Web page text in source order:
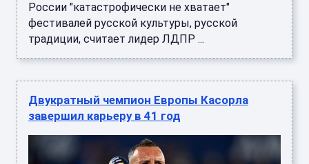
России "катастрофически не хватает"
фестивалей русской культуры, русской
традиции, считает лидер ЛДПР ...
Двукратный чемпион Европы Касорла
завершил карьеру в 41 год